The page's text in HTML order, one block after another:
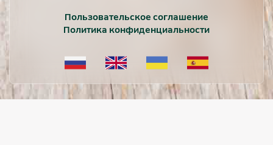
Пользовательское соглашение
Политика конфиденциальности